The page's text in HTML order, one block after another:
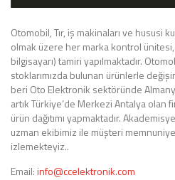
Otomobil, Tır, iş makinaları ve hususi
olmak üzere her marka kontrol
bilgisayarı) tamiri yapılmaktadır.
stoklarımızda bulunan ürünlerle
beri Oto Elektronik sektöründe
artık Türkiye’de Merkezi Antalya olan
ürün dağıtımı yapmaktadır.
uzman ekibimiz ile müşteri
izlemekteyiz..
Email:info@ccelektronik.com